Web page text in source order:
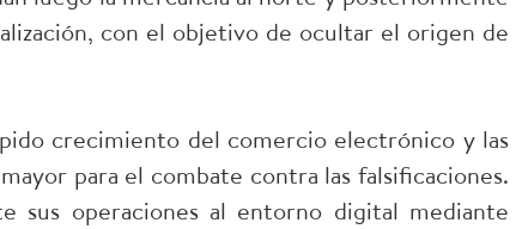
con el objetivo de ocultar el origen de
crecimiento del comercio electrónico y las
para el combate contra las falsificaciones.
sus operaciones al entorno digital mediante